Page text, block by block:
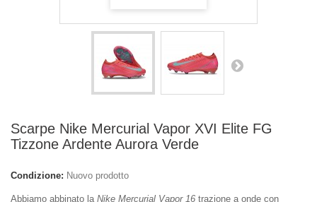
Scarpe Nike Mercurial Vapor XVI Elite FG
Tizzone Ardente Aurora Verde
Condizione: Nuovo prodotto
Abbiamo abbinato la Nike Mercurial Vapor 16 trazione a onde con